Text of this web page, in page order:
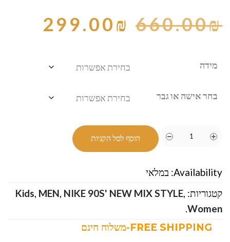
660.00₪
299.00₪
מידה
בחר אישה או גבר
הוסף לסל הקניות
Availability: במלאי
קטגוריות:
Kids, MEN, NIKE 90S' NEW MIX STYLE,
Women
.